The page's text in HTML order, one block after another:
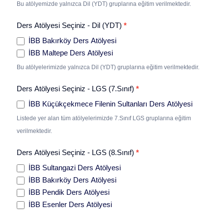
Bu atölyemizde yalnızca Dil (YDT) gruplarına eğitim verilmektedir.
Ders Atölyesi Seçiniz - Dil (YDT) *
İBB Bakırköy Ders Atölyesi
İBB Maltepe Ders Atölyesi
Bu atölyelerimizde yalnızca Dil (YDT) gruplarına eğitim verilmektedir.
Ders Atölyesi Seçiniz - LGS (7.Sınıf) *
İBB Küçükçekmece Filenin Sultanları Ders Atölyesi
Listede yer alan tüm atölyelerimizde 7.Sınıf LGS gruplarına eğitim
verilmektedir.
Ders Atölyesi Seçiniz - LGS (8.Sınıf) *
İBB Sultangazi Ders Atölyesi
İBB Bakırköy Ders Atölyesi
İBB Pendik Ders Atölyesi
İBB Esenler Ders Atölyesi